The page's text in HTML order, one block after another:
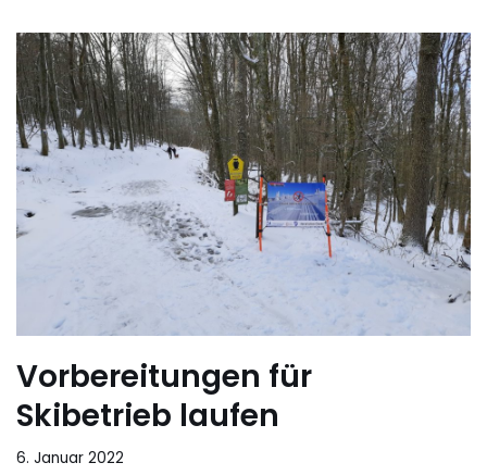
Vorbereitungen für
Skibetrieb laufen
6. Januar 2022